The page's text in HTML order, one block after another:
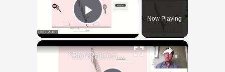
Play VideoNow Playing
×
"BonPatron" Vocabulary - Clothing